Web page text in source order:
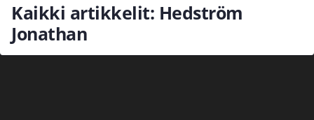
Kaikki artikkelit: Hedström
Jonathan